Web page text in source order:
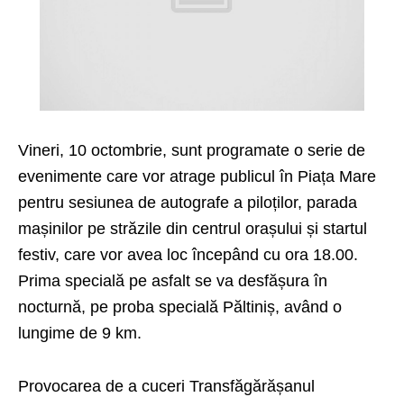
Vineri, 10 octombrie, sunt programate o serie de
evenimente care vor atrage publicul în Piața Mare
pentru sesiunea de autografe a piloților, parada
mașinilor pe străzile din centrul orașului și startul
festiv, care vor avea loc începând cu ora 18.00.
Prima specială pe asfalt se va desfășura în
nocturnă, pe proba specială Păltiniș, având o
lungime de 9 km.
Provocarea de a cuceri Transfăgărășanul